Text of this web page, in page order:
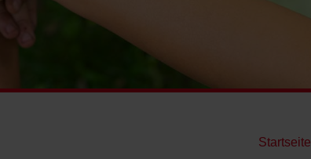
Startseite